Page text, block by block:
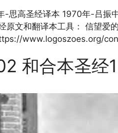
-思高圣经译本 1970年-吕
原文和翻译本工具： 信望
www.logoszoes.org/
和合本圣经